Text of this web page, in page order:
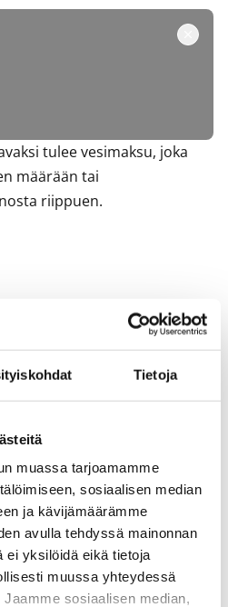
Tietoja
muassa tarjoamamme
sosiaalisen median
ja kävijämäärämme
avulla tehdyssä mainonnan
ei yksilöidä eikä tietoja
muussa yhteydessä
sosiaalisen median,
tulee vesimaksu, joka
määrään tai
riippuen.
myös
Hiirakkotie 3